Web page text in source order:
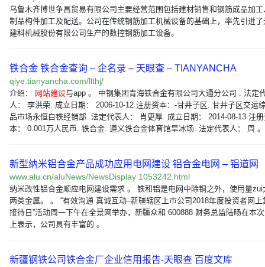
乌鲁木齐博世争昌贸易有限公司主要经营范围包括建材销售和钢筋成品加工
制品构件加工及配送。公司在传统钢筋加工机械设备的基础上，率先引进了
建科机械股份有限公司生产的数控钢筋加工设备。
铁合金 铁合金查询 – 企名录 – 天眼查 – TIANYANCHA
qiye.tianyancha.com/llthj/
介绍： 网站建设与app 。 中钢集团青海铁合金有限公司大通分公司 . 法定
人： 李洪荣. 成立日期： 2006-10-12 注册资本：-甘井子区. 甘井子区交运
品市场永恒白铁经销部. 法定代表人： 肖更厚. 成立日期： 2014-08-13 注
本： 0.001万人民币. 铁合金. 遵义铁合金体育馆旱冰场. 法定代表人： 周 。
新型纳米铝合金产品成功应用电网建设 铝合金电网 – 铝道网
www.alu.cn/aluNews/NewsDisplay 1053242.html
纳米改性铝合金顺应电网建设需求 。 铁和铝是电网中除铜之外，使用量zui
两类金属。 。 “有效沟通 真诚互动–新疆辖区上市公司2018年度投资者网上
接待日”活动周一下午在全景网举办，新疆众和 600888 财务总监陆旸在本
上表示，公司具有丰富的 。
新疆钢铁公司铁合金厂企业信用报告-天眼查 百度文库